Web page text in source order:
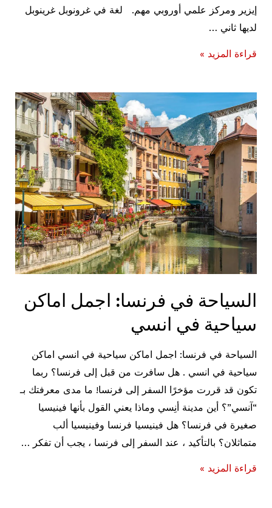
إيزير ومركز علمي أوروبي مهم. لغة في غرونوبل غرينوبل
لديها ثاني …
السياحة
اجمل
اماكن
سياحية
في
غرونوبل
قراءة المزيد »
السياحة في فرنسا: اجمل اماكن
سياحية في انسي
السياحة في فرنسا: اجمل اماكن سياحية في انسي اماكن
سياحية في انسي . هل سافرت من قبل إلى فرنسا؟ ربما
تكون قد قررت مؤخرًا السفر إلى فرنسا! ما مدى معرفتك بـ
“آنسي”؟ أين مدينة أنِسي وماذا يعني القول بأنها فينيسيا
صغيرة في فرنسا؟ هل فينيسيا فرنسا وفينيسيا ألب
متماثلان؟ بالتأكيد ، عند السفر إلى فرنسا ، يجب أن تفكر …
السياحة
قراءة المزيد »